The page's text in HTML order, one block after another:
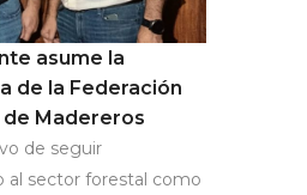
asume la
de la Federación
de Madereros
de seguir
al sector forestal como